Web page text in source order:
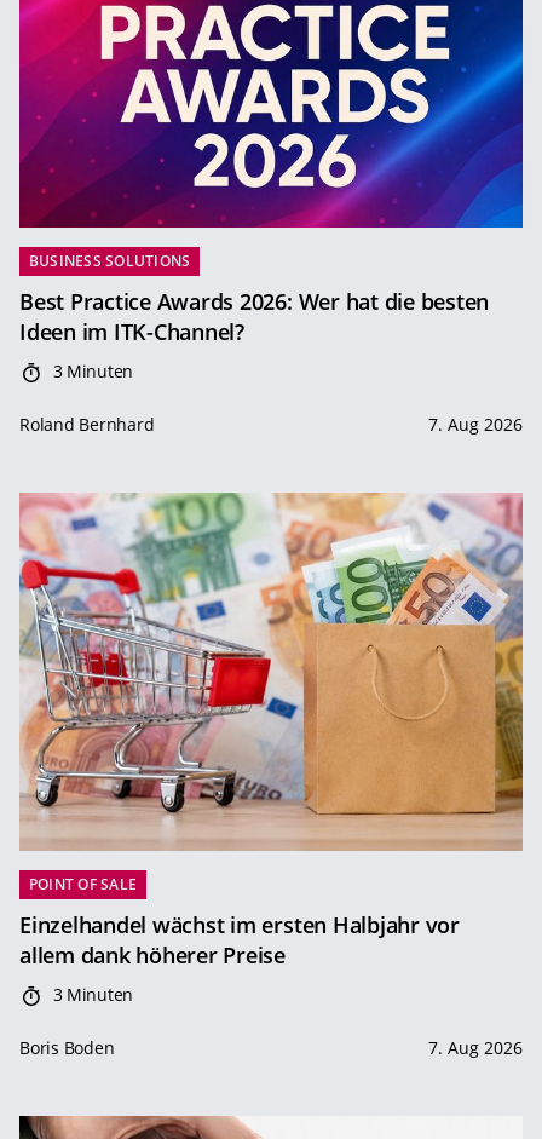
BUSINESS SOLUTIONS
Best Practice Awards 2026: Wer hat die besten
Ideen im ITK-Channel?
3 Minuten
Roland Bernhard 7. Aug 2026
POINT OF SALE
Einzelhandel wächst im ersten Halbjahr vor
allem dank höherer Preise
3 Minuten
Boris Boden 7. Aug 2026